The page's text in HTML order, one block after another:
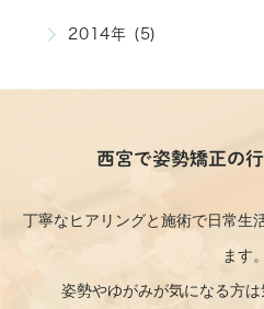
2014年 (5)
西宮で姿勢矯正の
丁寧なヒアリングと施術で日常生
ます。
姿勢やゆがみが気になる方は